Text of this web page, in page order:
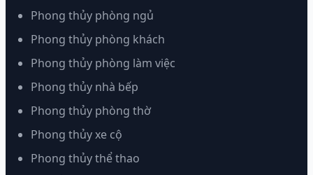
Phong thủy phòng ngủ
Phong thủy phòng khách
Phong thủy phòng làm việc
Phong thủy nhà bếp
Phong thủy phòng thờ
Phong thủy xe cộ
Phong thủy thể thao